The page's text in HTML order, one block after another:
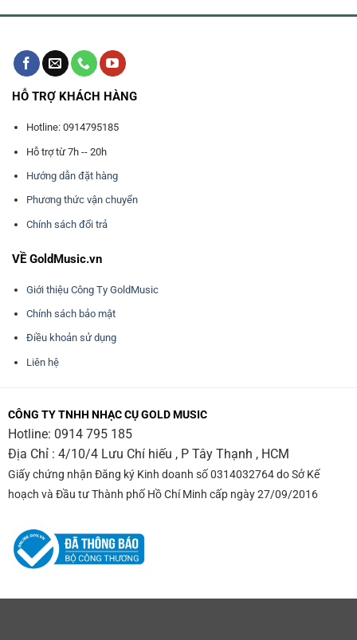
HỖ TRỢ KHÁCH HÀNG
Hotline: 0914795185
Hỗ trợ từ 7h -- 20h
Hướng dẫn đặt hàng
Phương thức vận chuyển
Chính sách đổi trả
VỀ GoldMusic.vn
Giới thiệu Công Ty GoldMusic
Chính sách bảo mật
Điều khoản sử dụng
Liên hệ
CÔNG TY TNHH NHẠC CỤ GOLD MUSIC
Hotline: 0914 795 185
Địa Chỉ : 4/10/4 Lưu Chí hiếu , P Tây Thạnh , HCM
Giấy chứng nhận Đăng ký Kinh doanh số 0314032764 do Sở Kế
hoạch và Đầu tư Thành phố Hồ Chí Minh cấp ngày 27/09/2016